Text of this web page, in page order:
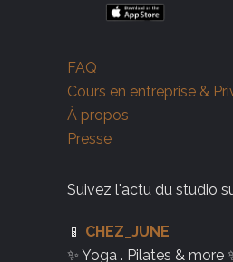
FAQ
Cours en entreprise &
À propos
Presse
Suivez l'actu du studio
📱 CHEZ_JUNE
✨ Yoga . Pilates & more